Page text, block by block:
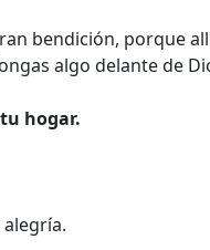
bendición, porque
algo delante de
hogar.